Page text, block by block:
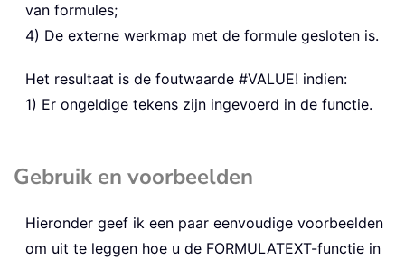
van formules;
4) De externe werkmap met de formule gesloten is.
Het resultaat is de foutwaarde #VALUE! indien:
1) Er ongeldige tekens zijn ingevoerd in de functie.
Gebruik en voorbeelden
Hieronder geef ik een paar eenvoudige voorbeelden
om uit te leggen hoe u de FORMULATEXT-functie in